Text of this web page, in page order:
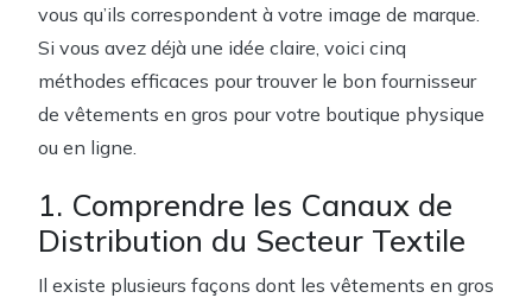
vous qu’ils correspondent à votre image de marque.
Si vous avez déjà une idée claire, voici cinq
méthodes efficaces pour trouver le bon fournisseur
de vêtements en gros pour votre boutique physique
ou en ligne.
1. Comprendre les Canaux de
Distribution du Secteur Textile
Il existe plusieurs façons dont les vêtements en gros